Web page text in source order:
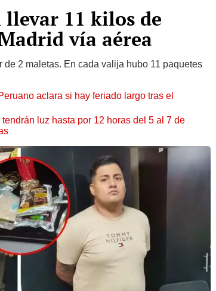
llevar 11 kilos de
vía aérea
2 maletas. En cada valija hubo 11 paquetes
aclara si hay feriado largo tras el
luz hasta por 12 horas del 5 al 7 de